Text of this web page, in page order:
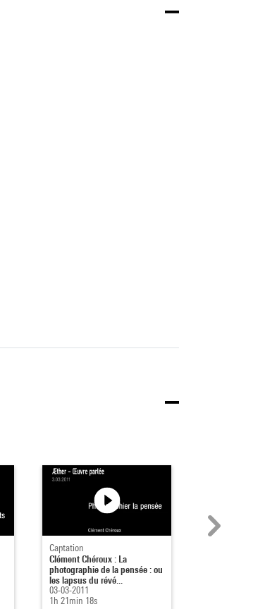
Captation
Clément Chéroux : La
photographie de la pensée : ou
les lapsus du révé...
03-03-2011
1h 21min 18s